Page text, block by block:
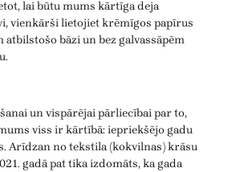
lai būtu mums kārtīga deja
vienkārši lietojiet krēmīgos papīrus
atbilstošo bāzi un bez galvassāpēm
un vispārējai pārliecībai par to,
viss ir kārtībā: iepriekšējo gadu
Arīdzan no tekstila (kokvilnas) krāsu
gadā pat tika izdomāts, ka gada